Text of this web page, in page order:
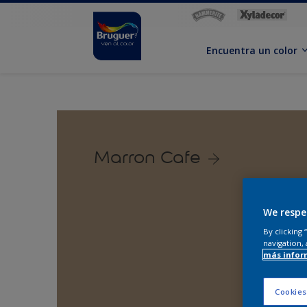
Encuentra un color
Marron Cafe
We
By clicking
navigation,
más